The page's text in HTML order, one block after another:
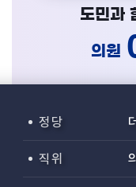
도민과
의원
정 당
직 위